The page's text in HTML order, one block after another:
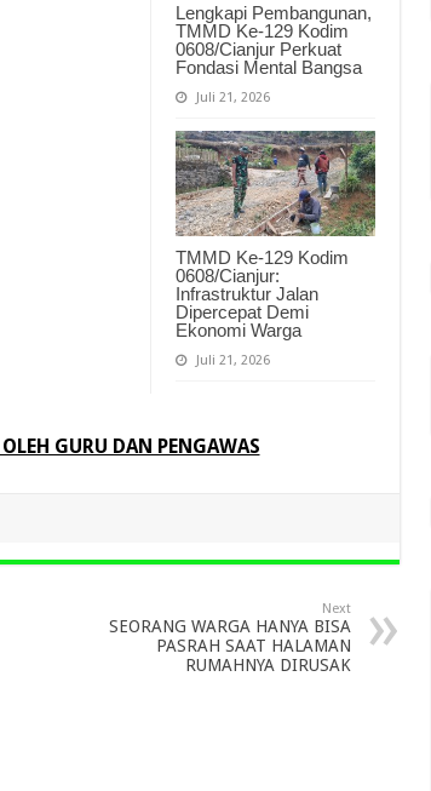
Lengkapi Pembangunan,
TMMD Ke-129 Kodim
0608/Cianjur Perkuat
Fondasi Mental Bangsa
Juli 21, 2026
TMMD Ke-129 Kodim
0608/Cianjur:
Infrastruktur Jalan
Dipercepat Demi
Ekonomi Warga
Juli 21, 2026
GURU DAN PENGAWAS
Next
SEORANG WARGA HANYA BISA
PASRAH SAAT HALAMAN
RUMAHNYA DIRUSAK